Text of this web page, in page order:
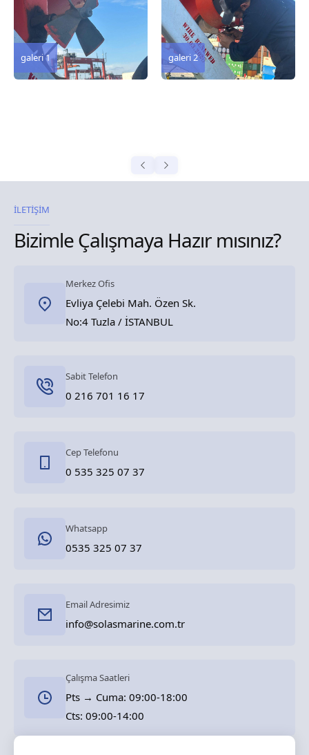
galeri 2
İLETİŞİM
Bizimle Çalışmaya Hazır mısınız?
Merkez Ofis
Evliya Çelebi Mah. Özen Sk.
No:4 Tuzla / İSTANBUL
Sabit Telefon
0 216 701 16 17
Cep Telefonu
0 535 325 07 37
Whatsapp
0535 325 07 37
Email Adresimiz
info@solasmarine.com.tr
Çalışma Saatleri
Pts → Cuma: 09:00-18:00
Cts: 09:00-14:00